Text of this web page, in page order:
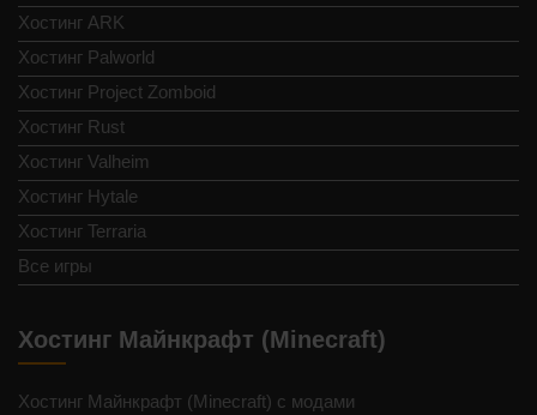
Хостинг ARK
Хостинг Palworld
Хостинг Project Zomboid
Хостинг Rust
Хостинг Valheim
Хостинг Hytale
Хостинг Terraria
Все игры
Хостинг Майнкрафт (Minecraft)
Хостинг Майнкрафт (Minecraft) с модами